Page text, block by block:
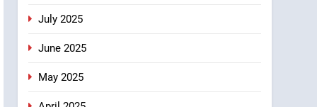
July 2025
June 2025
May 2025